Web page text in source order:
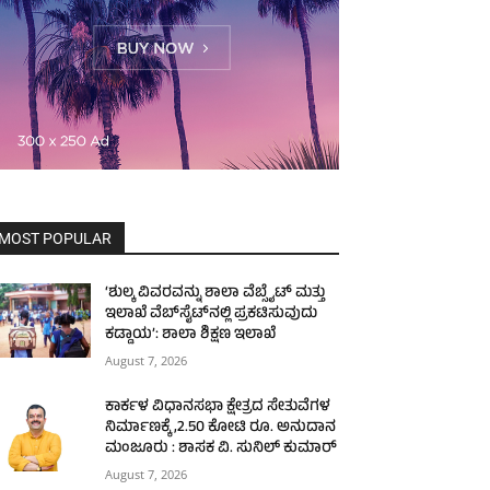
POPULAR
‘ಶುಲ್ಕ ವಿವರವನ್ನು ಶಾಲಾ ವೆಬ್ಸೈಟ್ ಮತ್ತು
ಇಲಾಖೆ ವೆಬ್‌ಸೈಟ್‌ನಲ್ಲಿ ಪ್ರಕಟಿಸುವುದು
ಕಡ್ಡಾಯ’: ಶಾಲಾ ಶಿಕ್ಷಣ ಇಲಾಖೆ
August 7, 2026
ಕಾರ್ಕಳ ವಿಧಾನಸಭಾ ಕ್ಷೇತ್ರದ ಸೇತುವೆಗಳ
ನಿರ್ಮಾಣಕ್ಕೆ ,2.50 ಕೋಟಿ ರೂ. ಅನುದಾನ
ಮಂಜೂರು : ಶಾಸಕ ವಿ. ಸುನಿಲ್ ಕುಮಾರ್
August 7, 2026